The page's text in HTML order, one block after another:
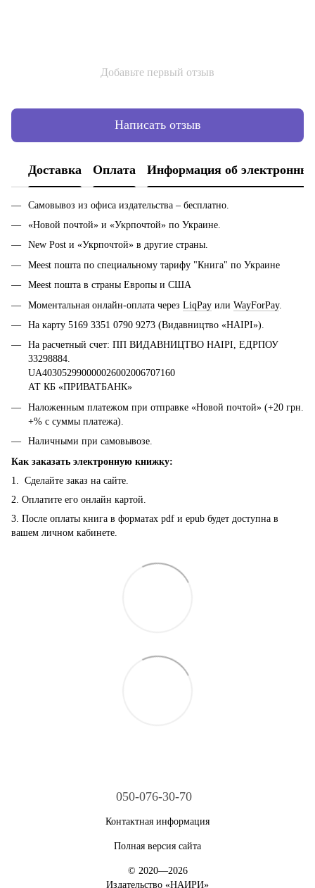
Добавьте первый отзыв
Написать отзыв
Доставка Оплата Информация об
Самовывоз из офиса издательства – бесплатно.
«Новой почтой» и «Укрпочтой» по Украине.
New Post и «Укрпочтой» в другие страны.
Meest пошта по специальному тарифу "Книга" по Украине
Meest пошта в страны Европы и США
Моментальная онлайн-оплата через LiqPay или WayForPay.
На карту 5169 3351 0790 9273 (Видавництво «НАІРІ»).
На расчетный счет: ПП ВИДАВНИЦТВО НАІРІ, ЕДРПОУ
33298884.
UA403052990000026002006707160
АТ КБ «ПРИВАТБАНК»
Наложенным платежом при отправке «Новой почтой» (+20 грн.
+% с суммы платежа).
Наличными при самовывозе.
Как заказать электронную книжку:
1. Сделайте заказ на сайте.
2. Оплатите его онлайн картой.
3. После оплаты книга в форматах pdf и epub будет доступна в
вашем личном кабинете.
050-076-30-70
Контактная информация
Полная версия сайта
© 2020—2026
Издательство «НАИРИ»